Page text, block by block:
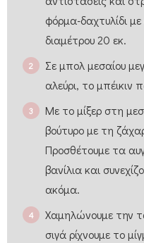
φόρμα-δαχτυλίδι
διαμέτρου 20 εκ.
Σε μπολ μεσαίου
αλεύρι, το μπέικιν
Με το μίξερ στη
βούτυρο με τη
Προσθέτουμε τα
βανίλια και
ακόμα.
Χαμηλώνουμε την
σιγά ρίχνουμε το